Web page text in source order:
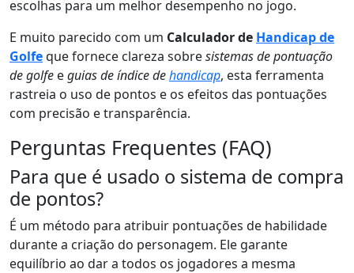
escolhas para um melhor desempenho no jogo.
E muito parecido com um Calculador de Handicap de
Golfeque fornece clareza sobresistemas de pontuação
de golfe eguias de índice dehandicap, esta ferramenta
rastreia o uso de pontos e os efeitos das pontuações
com precisão e transparência.
Perguntas Frequentes (FAQ)
Para que é usado o sistema de compra
de pontos?
É um método para atribuir pontuações de habilidade
durante a criação do personagem. Ele garante
equilíbrio ao dar a todos os jogadores a mesma